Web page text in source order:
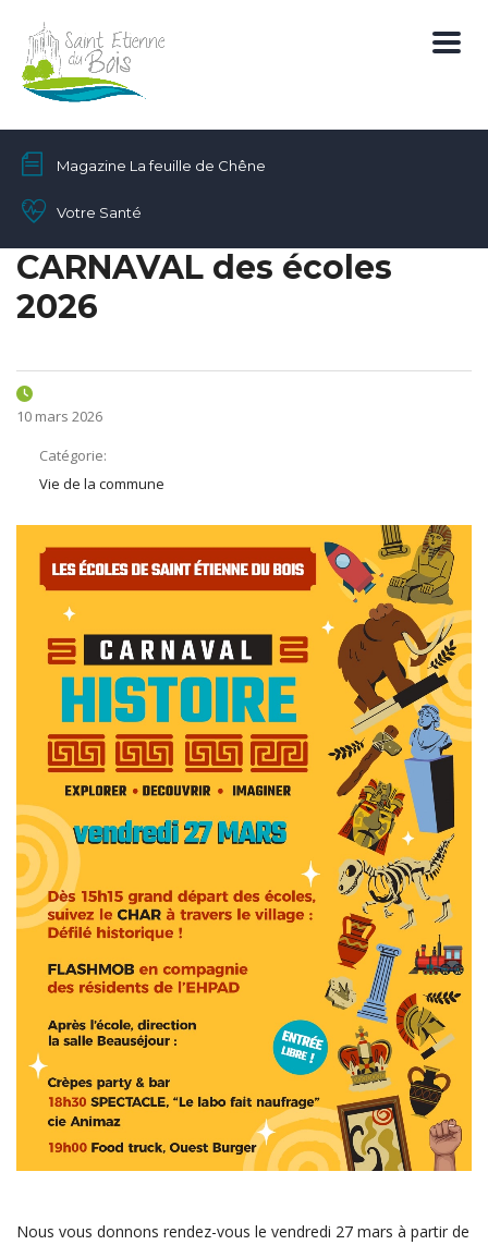
Magazine La feuille de Chêne
Votre Santé
CARNAVAL des écoles
2026
10 mars 2026
Catégorie:
Vie de la commune
Nous vous donnons rendez-vous le vendredi 27 mars à partir de